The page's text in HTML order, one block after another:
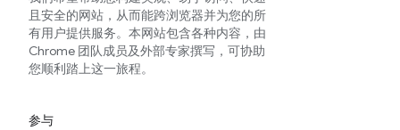
且安全的网站，从而能跨浏览器并为您的所
有用户提供服务。本网站包含各种内容，由
Chrome 团队成员及外部专家撰写，可协助
您顺利踏上这一旅程。
参与